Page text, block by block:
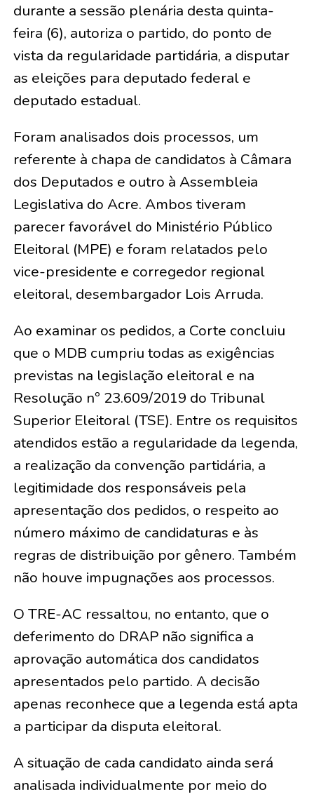
durante a sessão plenária desta quinta-
feira (6), autoriza o partido, do ponto de
vista da regularidade partidária, a disputar
as eleições para deputado federal e
deputado estadual.
Foram analisados dois processos, um
referente à chapa de candidatos à Câmara
dos Deputados e outro à Assembleia
Legislativa do Acre. Ambos tiveram
parecer favorável do Ministério Público
Eleitoral (MPE) e foram relatados pelo
vice-presidente e corregedor regional
eleitoral, desembargador Lois Arruda.
Ao examinar os pedidos, a Corte concluiu
que o MDB cumpriu todas as exigências
previstas na legislação eleitoral e na
Resolução nº 23.609/2019 do Tribunal
Superior Eleitoral (TSE). Entre os requisitos
atendidos estão a regularidade da legenda,
a realização da convenção partidária, a
legitimidade dos responsáveis pela
apresentação dos pedidos, o respeito ao
número máximo de candidaturas e às
regras de distribuição por gênero. Também
não houve impugnações aos processos.
O TRE-AC ressaltou, no entanto, que o
deferimento do DRAP não significa a
aprovação automática dos candidatos
apresentados pelo partido. A decisão
apenas reconhece que a legenda está apta
a participar da disputa eleitoral.
A situação de cada candidato ainda será
analisada individualmente por meio do